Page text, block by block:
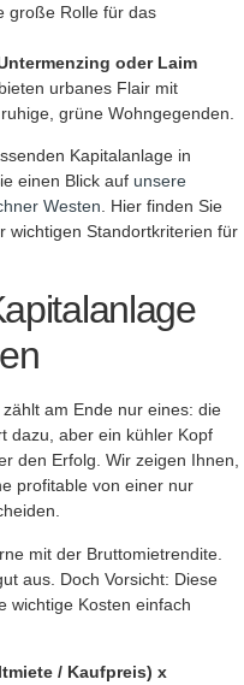
große Rolle für das
oder Laim
urbanes Flair mit
grüne Wohngegenden.
Kapitalanlage in
einen Blick auf unsere
Westen . Hier finden Sie
wichtigen Standortkriterien für
am Ende nur eines: die
dazu, aber ein kühler Kopf
den Erfolg. Wir zeigen Ihnen,
profitable von einer nur
mit der Bruttomietrendite.
aus. Doch Vorsicht: Diese
wichtige Kosten einfach
/ Kaufpreis) x